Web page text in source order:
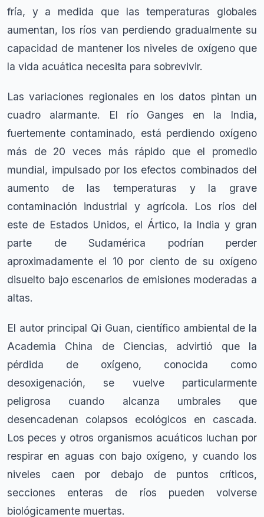
fría, y a medida que las temperaturas globales
aumentan, los ríos van perdiendo gradualmente su
capacidad de mantener los niveles de oxígeno que
la vida acuática necesita para sobrevivir.
Las variaciones regionales en los datos pintan un
cuadro alarmante. El río Ganges en la India,
fuertemente contaminado, está perdiendo oxígeno
más de 20 veces más rápido que el promedio
mundial, impulsado por los efectos combinados del
aumento de las temperaturas y la grave
contaminación industrial y agrícola. Los ríos del
este de Estados Unidos, el Ártico, la India y gran
parte de Sudamérica podrían perder
aproximadamente el 10 por ciento de su oxígeno
disuelto bajo escenarios de emisiones moderadas a
altas.
El autor principal Qi Guan, científico ambiental de la
Academia China de Ciencias, advirtió que la
pérdida de oxígeno, conocida como
desoxigenación, se vuelve particularmente
peligrosa cuando alcanza umbrales que
desencadenan colapsos ecológicos en cascada.
Los peces y otros organismos acuáticos luchan por
respirar en aguas con bajo oxígeno, y cuando los
niveles caen por debajo de puntos críticos,
secciones enteras de ríos pueden volverse
biológicamente muertas.